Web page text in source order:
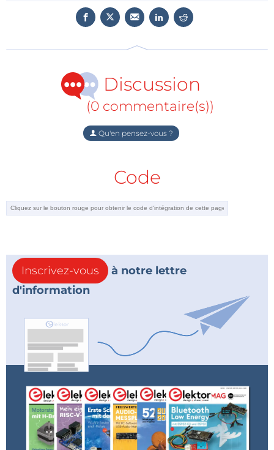
Discussion
(0 commentaire(s))
Qu'en pensez-vous ?
Code
Inscrivez-vous
à notre lettre
d'information